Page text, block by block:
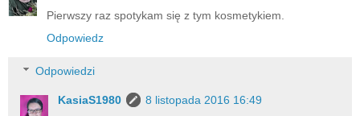
Pierwszy raz spotykam się z tym kosmetykiem.
Odpowiedz
Odpowiedzi
KasiaS1980
8 listopada 2016 16:49